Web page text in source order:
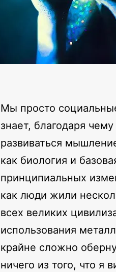
Мы просто
знает, благодаря
развиваться
как биология и
принципиальных
как люди жили
всех великих
использования
крайне сложно
ничего из того, что я